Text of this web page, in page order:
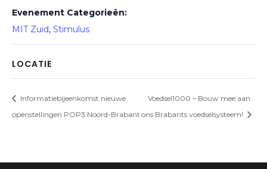
Evenement Categorieën:
MIT Zuid, Stimulus
LOCATIE
Informatiebijeenkomst nieuwe
openstellingen POP3 Noord-Brabant
Voedsel1000 – Bouw mee aan
ons Brabants voedselsysteem!